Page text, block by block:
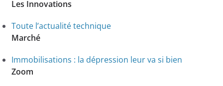
Les Innovations
Toute l’actualité technique
Marché
Immobilisations : la dépression leur va si bien
Zoom